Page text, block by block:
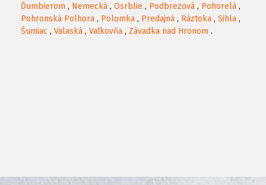
Ďumbierom , Nemecká , Osrblie , Podbrezová , Pohorelá ,
Pohronská Polhora , Polomka , Predajná , Ráztoka , Sihla ,
Šumiac , Valaská , Vaľkovňa , Závadka nad Hronom .